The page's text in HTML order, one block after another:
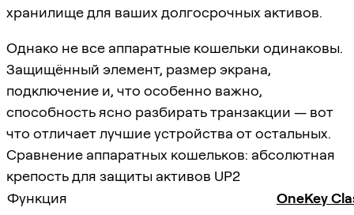
хранилище для ваших долгосрочных активов.
Однако не все аппаратные кошельки одинаковы.
Защищённый элемент, размер экрана,
подключение и, что особенно важно,
способность ясно разбирать транзакции — вот
что отличает лучшие устройства от остальных.
Сравнение аппаратных кошельков: абсолютная
крепость для защиты активов UP2
Функция
OneKey